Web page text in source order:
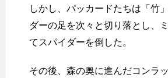
しかし、パッカードたちは「竹
ダーの足を次々と切り落とし、
てスパイダーを倒した。
その後、森の奥に進んだコンラ